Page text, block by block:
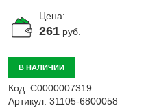
Цена:
261руб.
В НАЛИЧИИ
Код: С0000007319
Артикул: 31105-6800058